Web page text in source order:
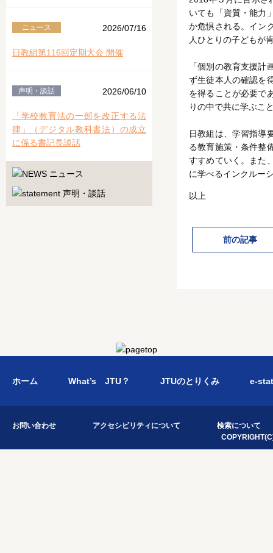
いても「資質・能力
か危惧される。イン
人ひとりの子どもが
「個別の教育支援
ず生徒本人の確認を
を得ることが必要で
りの中で共に学ぶこ
日教組は、学習指導
る教育施策・条件整
すすめていく。また
に学べるインクルー
以上
前の記事
ニュース 2026/07/16
日教組第116回定期大会 開催
声明・談話 2026/06/10
「学校教育法の一部を改正する法
律」（デジタル教科書法）の成立
に係る書記長談話
ホーム What’s JTU？ JTUのとりくみ e-
お問い合わせ アクセシビリティについて
検索について